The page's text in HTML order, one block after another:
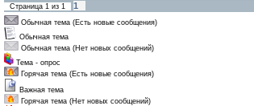
Страница 1 из 1 1
Обычная тема (Есть новые сообщения)
Обычная тема
Обычная тема (Нет новых сообщений)
Тема - опрос
Горячая тема (Есть новые сообщения)
Важная тема
Горячая тема (Нет новых сообщений)